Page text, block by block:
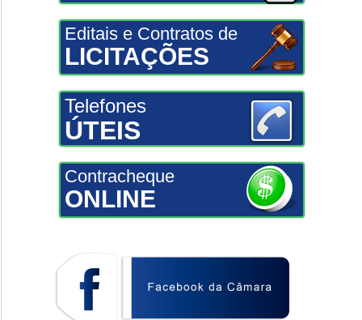
Editais e Contratos de
LICITAÇÕES
Telefones
ÚTEIS
Contracheque
ONLINE